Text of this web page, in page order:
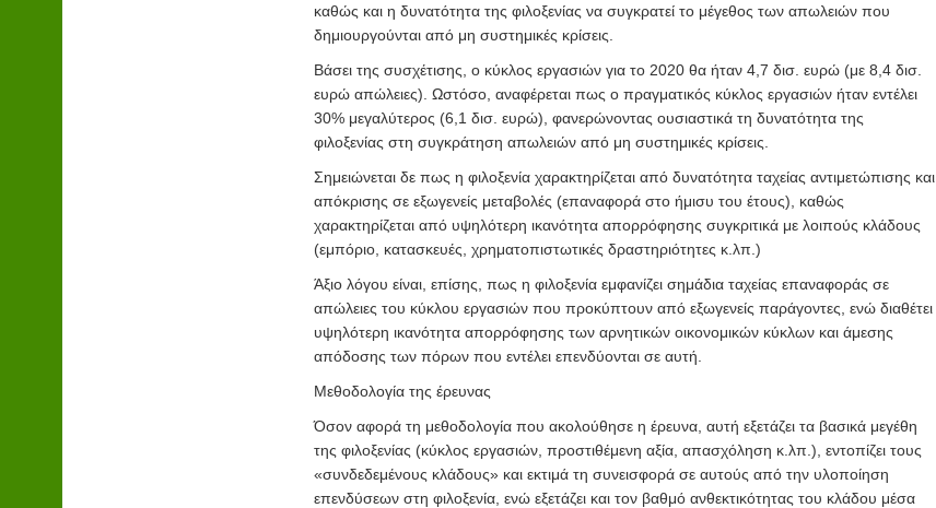
καθώς και η δυνατότητα της φιλοξενίας να συγκρατεί το μέγεθος των απωλειών που
δημιουργούνται από μη συστημικές κρίσεις.
Βάσει της συσχέτισης, ο κύκλος εργασιών για το 2020 θα ήταν 4,7 δισ. ευρώ (με 8,4 δισ.
ευρώ απώλειες). Ωστόσο, αναφέρεται πως ο πραγματικός κύκλος εργασιών ήταν εντέλει
30% μεγαλύτερος (6,1 δισ. ευρώ), φανερώνοντας ουσιαστικά τη δυνατότητα της
φιλοξενίας στη συγκράτηση απωλειών από μη συστημικές κρίσεις.
Σημειώνεται δε πως η φιλοξενία χαρακτηρίζεται από δυνατότητα ταχείας αντιμετώπισης και
απόκρισης σε εξωγενείς μεταβολές (επαναφορά στο ήμισυ του έτους), καθώς
χαρακτηρίζεται από υψηλότερη ικανότητα απορρόφησης συγκριτικά με λοιπούς κλάδους
(εμπόριο, κατασκευές, χρηματοπιστωτικές δραστηριότητες κ.λπ.)
Άξιο λόγου είναι, επίσης, πως η φιλοξενία εμφανίζει σημάδια ταχείας επαναφοράς σε
απώλειες του κύκλου εργασιών που προκύπτουν από εξωγενείς παράγοντες, ενώ διαθέτει
υψηλότερη ικανότητα απορρόφησης των αρνητικών οικονομικών κύκλων και άμεσης
απόδοσης των πόρων που εντέλει επενδύονται σε αυτή.
Μεθοδολογία της έρευνας
Όσον αφορά τη μεθοδολογία που ακολούθησε η έρευνα, αυτή εξετάζει τα βασικά μεγέθη
της φιλοξενίας (κύκλος εργασιών, προστιθέμενη αξία, απασχόληση κ.λπ.), εντοπίζει τους
«συνδεδεμένους κλάδους» και εκτιμά τη συνεισφορά σε αυτούς από την υλοποίηση
επενδύσεων στη φιλοξενία, ενώ εξετάζει και τον βαθμό ανθεκτικότητας του κλάδου μέσα